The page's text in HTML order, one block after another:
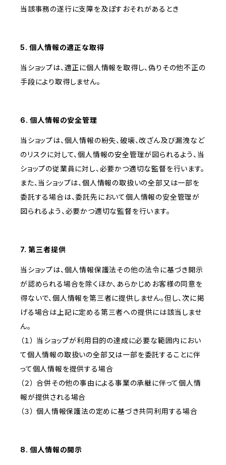
当該事務の遂行に支障を及ぼすおそれがあるとき
5. 個人情報の適正な取得
当ショップは、適正に個人情報を取得し、偽りその他不正の
手段により取得しません。
6. 個人情報の安全管理
当ショップは、個人情報の紛失、破壊、改ざん及び漏洩など
のリスクに対して、個人情報の安全管理が図られるよう、当
ショップの従業員に対し、必要かつ適切な監督を行います。
また、当ショップは、個人情報の取扱いの全部又は一部を
委託する場合は、委託先において個人情報の安全管理が
図られるよう、必要かつ適切な監督を行います。
7. 第三者提供
当ショップは、個人情報保護法その他の法令に基づき開示
が認められる場合を除くほか、あらかじめお客様の同意を
得ないで、個人情報を第三者に提供しません。但し、次に掲
げる場合は上記に定める第三者への提供には該当しませ
ん。
（１） 当ショップが利用目的の達成に必要な範囲内におい
て個人情報の取扱いの全部又は一部を委託することに伴
って個人情報を提供する場合
（２） 合併その他の事由による事業の承継に伴って個人情
報が提供される場合
（３） 個人情報保護法の定めに基づき共同利用する場合
8. 個人情報の開示